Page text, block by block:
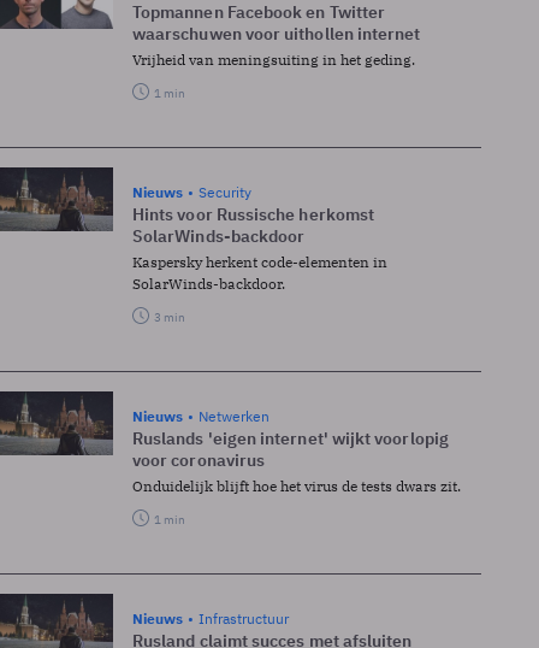
Topmannen Facebook en Twitter
waarschuwen voor uithollen internet
Vrijheid van meningsuiting in het geding.
1 min
Nieuws Security
Hints voor Russische herkomst
SolarWinds-backdoor
Kaspersky herkent code-elementen in
SolarWinds-backdoor.
3 min
Nieuws Netwerken
Ruslands 'eigen internet' wijkt voorlopig
voor coronavirus
Onduidelijk blijft hoe het virus de tests dwars zit.
1 min
Nieuws Infrastructuur
Rusland claimt succes met afsluiten